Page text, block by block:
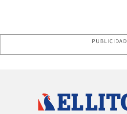
PUBLICIDAD